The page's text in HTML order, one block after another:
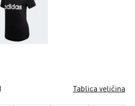
Tablica veličina